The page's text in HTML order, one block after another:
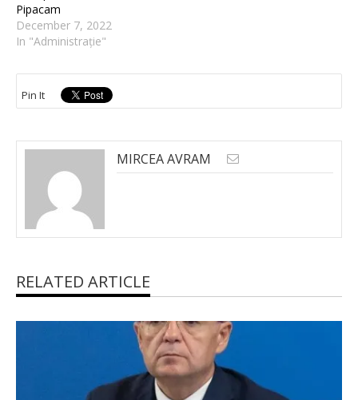
Pipacam
December 7, 2022
In "Administrație"
Pin It
MIRCEA AVRAM
RELATED ARTICLE